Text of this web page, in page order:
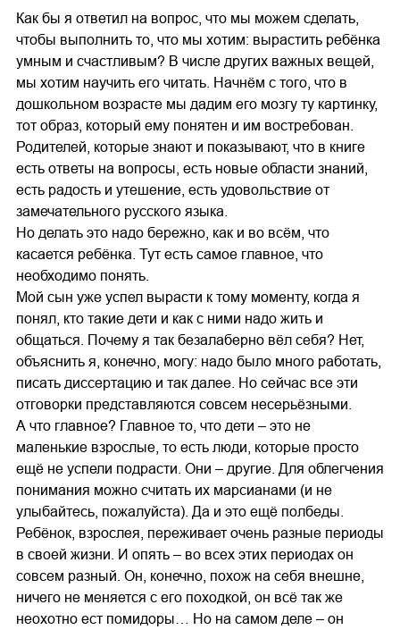
Как бы я ответил на вопрос, что мы можем сделать,
чтобы выполнить то, что мы хотим: вырастить ребёнка
умным и счастливым? В числе других важных вещей,
мы хотим научить его читать. Начнём с того, что в
дошкольном возрасте мы дадим его мозгу ту картинку,
тот образ, который ему понятен и им востребован.
Родителей, которые знают и показывают, что в книге
есть ответы на вопросы, есть новые области знаний,
есть радость и утешение, есть удовольствие от
замечательного русского языка.
Но делать это надо бережно, как и во всём, что
касается ребёнка. Тут есть самое главное, что
необходимо понять.
Мой сын уже успел вырасти к тому моменту, когда я
понял, кто такие дети и как с ними надо жить и
общаться. Почему я так безалаберно вёл себя? Нет,
объяснить я, конечно, могу: надо было много работать,
писать диссертацию и так далее. Но сейчас все эти
отговорки представляются совсем несерьёзными.
А что главное? Главное то, что дети – это не
маленькие взрослые, то есть люди, которые просто
ещё не успели подрасти. Они – другие. Для облегчения
понимания можно считать их марсианами (и не
улыбайтесь, пожалуйста). Да и это ещё полбеды.
Ребёнок, взрослея, переживает очень разные периоды
в своей жизни. И опять – во всех этих периодах он
совсем разный. Он, конечно, похож на себя внешне,
ничего не меняется с его походкой, он всё так же
неохотно ест помидоры… Но на самом деле – он